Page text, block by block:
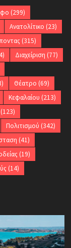
(299)
Ανατολίτικο (23)
(315)
Διαχείριση (77)
Θέατρο (69)
Κεφαλαίου (213)
Πολιτισμού (342)
(41)
(19)
(14)